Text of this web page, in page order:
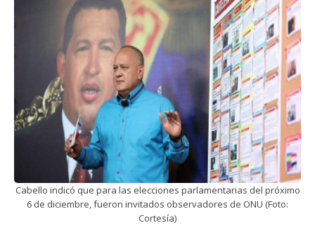
Cabello indicó que para las elecciones parlamentarias del próximo
6 de diciembre, fueron invitados observadores de ONU (Foto:
Cortesía)